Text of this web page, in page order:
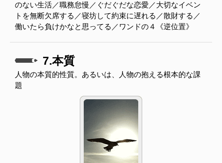
のない生活／職務怠慢／ぐだぐだな恋愛／大切なイベン
トを無断欠席する／寝坊して約束に遅れる／散財する／
働いたら負けかなと思ってる／ワンドの４《逆位置》
7.本質
人物の本質的性質。あるいは、人物の抱える根本的な課
題